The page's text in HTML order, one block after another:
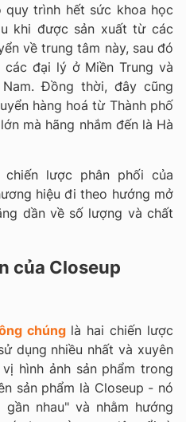
quy trình hết sức khoa học
khi được sản xuất từ các
về trung tâm này, sau đó
đại lý ở Miền Trung và
Đồng thời, đây cũng
hàng hoá từ Thành phố
mà hãng nhắm đến là Hà
lược phân phối của
hiệu đi theo hướng mở
dần về số lượng và chất
của Closeup
chúng là hai chiến lược
dụng nhiều nhất và xuyên
hình ảnh sản phẩm trong
sản phẩm là Closeup - nó
nhau" và nhằm hướng